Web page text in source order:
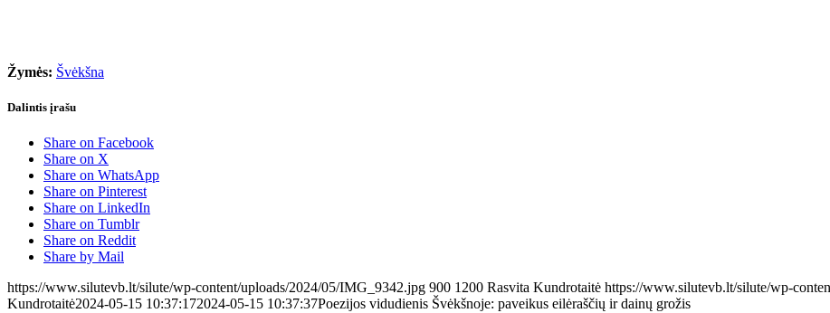
Žymės: Švėkšna
Dalintis įrašu
Share on Facebook
Share on X
Share on WhatsApp
Share on Pinterest
Share on LinkedIn
Share on Tumblr
Share on Reddit
Share by Mail
https://www.silutevb.lt/silute/wp-content/uploads/2024/05/IMG_9342.jpg 900 1200 Rasvita Kundrotaitė https://www.silutevb.lt/silute/wp-
Kundrotaitė2024-05-15 10:37:172024-05-15 10:37:37Poezijos vidudienis Švėkšnoje: paveikus eilėraščių ir dainų grožis